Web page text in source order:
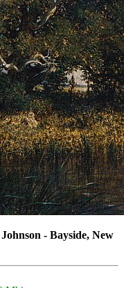
- Bayside, New